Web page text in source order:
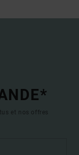
et nos offres